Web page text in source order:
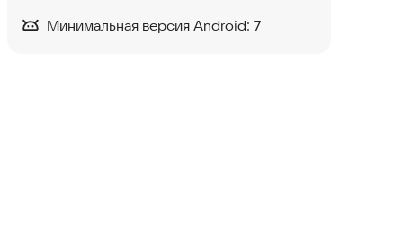
Минимальная версия Android: 7